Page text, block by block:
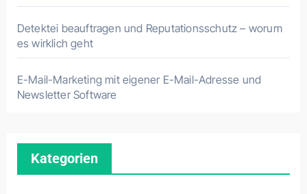
Detektei beauftragen und Reputationsschutz – worum
es wirklich geht
E-Mail-Marketing mit eigener E-Mail-Adresse und
Newsletter Software
Kategorien